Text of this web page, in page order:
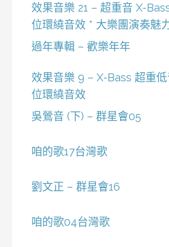
效果音樂 21 – 超重音 X-
位環繞音效 * 大樂團演奏魅
過年專輯 – 歡樂年年
效果音樂 9 – X-Bass 超重
位環繞音效
吳鶯音 (下) – 群星會05
咱的歌17台灣歌
劉文正 – 群星會16
咱的歌04台灣歌